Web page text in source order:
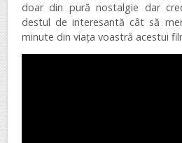
doar din pură nostalgie dar
destul de interesantă cât să
minute din viața voastră acestui